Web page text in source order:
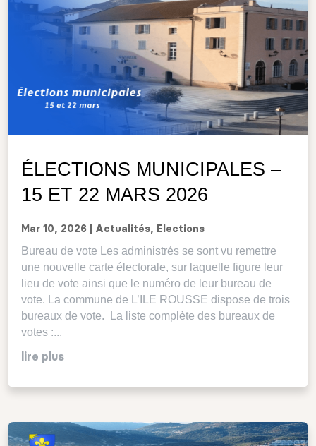
ÉLECTIONS MUNICIPALES –
15 ET 22 MARS 2026
Mar 10, 2026 Actualités, Elections
Bureau de vote Les administrés se sont vu remettre
une nouvelle carte électorale, sur laquelle figure leur
lieu de vote ainsi que le numéro de leur bureau de
vote. La commune de L’ILE ROUSSE dispose de trois
bureaux de vote. La liste complète des bureaux de
votes :...
lire plus